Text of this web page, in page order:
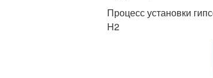
Процесс установки
H2